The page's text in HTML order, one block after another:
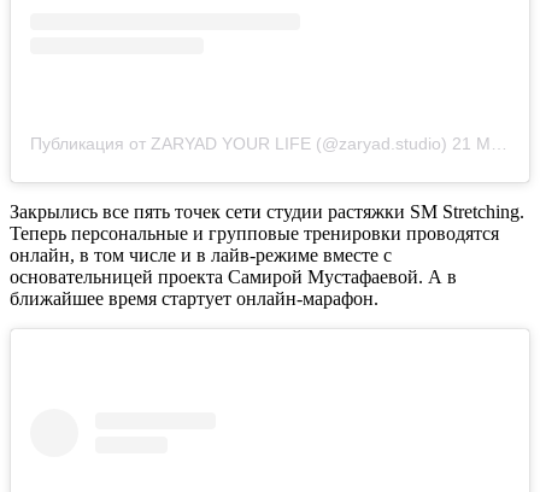
Публикация от ZARYAD YOUR LIFE (@zaryad.studio) 21 Мар 2020 в 1:40 PDT
Закрылись все пять точек сети студии растяжки SM Stretching.
Теперь персональные и групповые тренировки проводятся
онлайн, в том числе и в лайв-режиме вместе с
основательницей проекта Самирой Мустафаевой. А в
ближайшее время стартует онлайн-марафон.